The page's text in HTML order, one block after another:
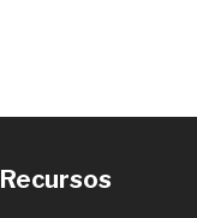
Recursos